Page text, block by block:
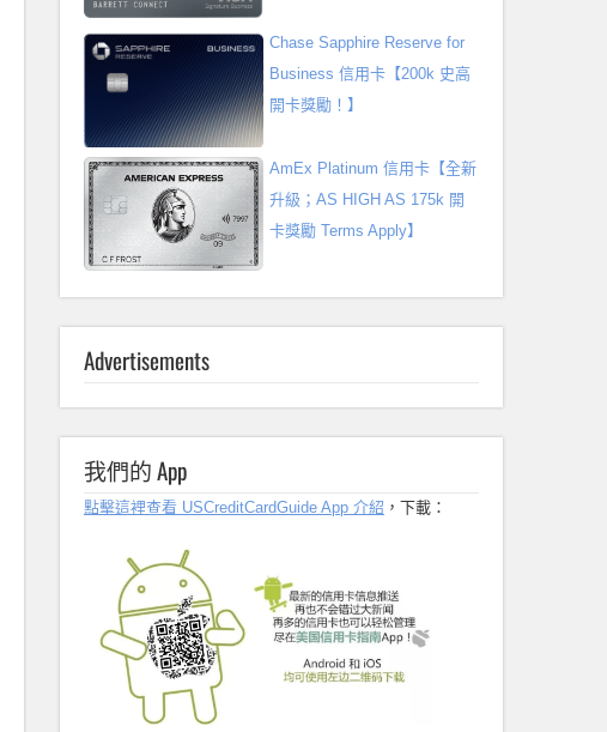
Chase Sapphire Reserve for
Business 信用卡【200k 史高
開卡獎勵！】
AmEx Platinum 信用卡【全新
升級；AS HIGH AS 175k 開
卡獎勵 Terms Apply】
Advertisements
我們的 App
點擊這裡查看 USCreditCardGuide App 介紹 ，下載：